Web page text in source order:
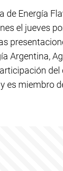
Energía
el jueves
Argentina,
del
es miembro